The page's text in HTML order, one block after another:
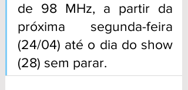
de 98 MHz, a partir da
próxima segunda-feira
(24/04) até o dia do show
(28) sem parar.